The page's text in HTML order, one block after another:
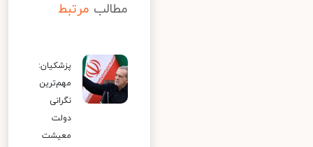
مطالب مرتبط
پزشکیان:
مهم‌ترین
نگرانی
دولت
معیشت